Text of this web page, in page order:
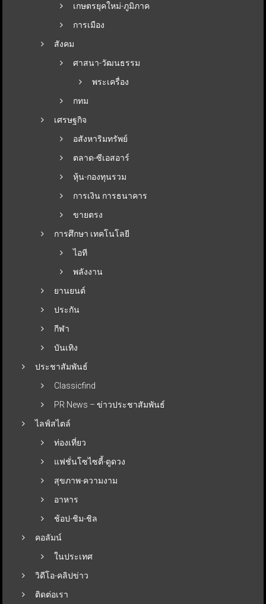
เกษตรยุคใหม่-ภูมิภาค
การเมือง
สังคม
ศาสนา-วัฒนธรรม
พระเครื่อง
กทม
เศรษฐกิจ
อสังหาริมทรัพย์
ตลาด-ซีเอสอาร์
หุ้น-กองทุนรวม
การเงิน การธนาคาร
ขายตรง
การศึกษา เทคโนโลยี
ไอที
พลังงาน
ยานยนต์
ประกัน
กีฬา
บันเทิง
ประชาสัมพันธ์
Classicfind
PR News – ข่าวประชาสัมพันธ์
ไลฟ์สไตล์
ท่องเที่ยว
แฟชั่นโซไซตี้-ดูดวง
สุขภาพ-ความงาม
อาหาร
ช้อป-ชิม-ชิล
คอลัมน์
ในประเทศ
วิดีโอ-คลิปข่าว
ติดต่อเรา